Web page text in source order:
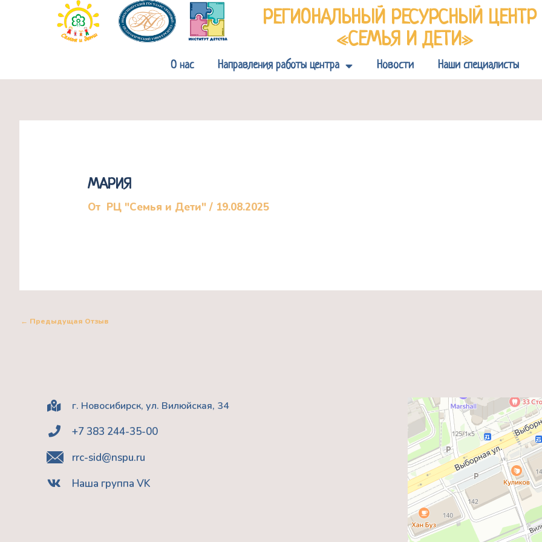
содержимому
РЕГИОНАЛЬНЫЙ РЕСУРСНЫЙ ЦЕНТР
«СЕМЬЯ И ДЕТИ»
О нас Направления работы центра Новости Наши специалисты
МАРИЯ
От РЦ "Семья и Дети"/ 19.08.2025
← Предыдущая Отзыв
г. Новосибирск, ул. Вилюйская, 34
+7 383 244-35-00
rrc-sid@nspu.ru
Наша группа VK